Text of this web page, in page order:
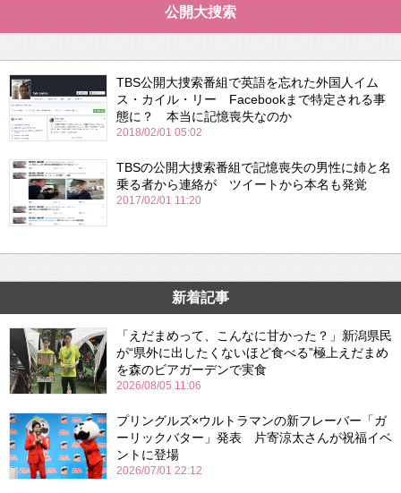
公開大捜索
TBS公開大捜索番組で英語を忘れた外国人イム
ス・カイル・リー Facebookまで特定される事
態に？ 本当に記憶喪失なのか
2018/02/01 05:02
TBSの公開大捜索番組で記憶喪失の男性に姉と名
乗る者から連絡が ツイートから本名も発覚
2017/02/01 11:20
新着記事
「えだまめって、こんなに甘かった？」新潟県民
が“県外に出したくないほど食べる”極上えだまめ
を森のビアガーデンで実食
2026/08/05 11:06
プリングルズ×ウルトラマンの新フレーバー「ガ
ーリックバター」発表 片寄涼太さんが祝福イベ
ントに登場
2026/07/01 22:12